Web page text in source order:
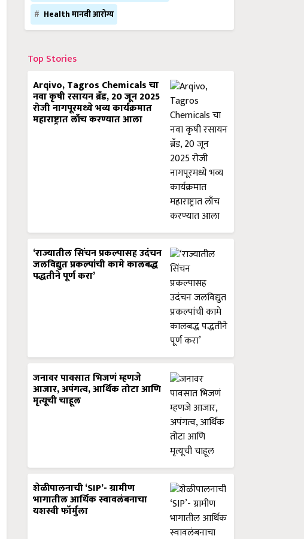
Health मानवी आरोग्य
Top Stories
Arqivo, Tagros Chemicals चा
नवा कृषी रसायन ब्रँड, 20 जून 2025
रोजी नागपूरमध्ये भव्य कार्यक्रमात
महाराष्ट्रात लाँच करण्यात आला
‘राज्यातील सिंचन प्रकल्पासह उदंचन
जलविद्युत प्रकल्पांची कामे कालबद्ध
पद्धतीने पूर्ण करा’
जनावर पावसात भिजणं म्हणजे
आजार, अपंगत्व, आर्थिक तोटा आणि
मृत्यूची चाहूल
शेळीपालनाची ‘SIP’- ग्रामीण
भागातील आर्थिक स्वावलंबनाचा
यशस्वी फॉर्मुला